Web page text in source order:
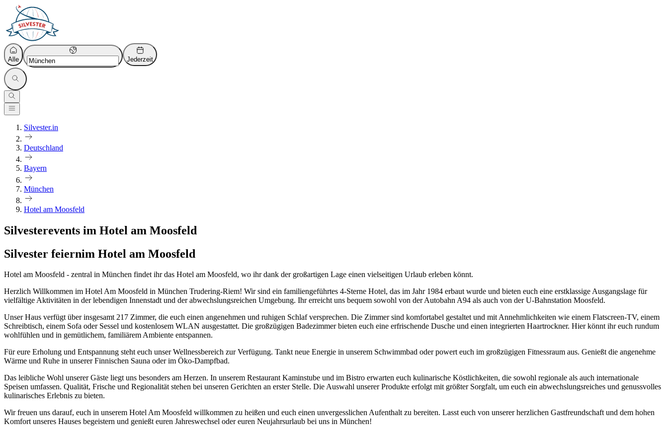
Alle Jederzeit
Silvester.in
Deutschland
Bayern
München
Hotel am Moosfeld
Silvesterevents im Hotel am Moosfeld
Silvester feiernim Hotel am Moosfeld
Hotel am Moosfeld - zentral in München findet ihr das Hotel am Moosfeld, wo ihr dank der großartigen Lage einen vielseitigen Urlaub erleben könnt.
Herzlich Willkommen im Hotel Am Moosfeld in München Trudering-Riem! Wir sind ein familiengeführtes 4-Sterne Hotel, das im Jahr 1984 erbaut wurde und bieten euch eine erstklassige Ausgangslage für
vielfältige Aktivitäten in der lebendigen Innenstadt und der abwechslungsreichen Umgebung. Ihr erreicht uns bequem sowohl von der Autobahn A94 als auch von der U-Bahnstation Moosfeld.
Unser Haus verfügt über insgesamt 217 Zimmer, die euch einen angenehmen und ruhigen Schlaf versprechen. Die Zimmer sind komfortabel gestaltet und mit Annehmlichkeiten wie einem Flatscreen-TV, einem
Schreibtisch, einem Sofa oder Sessel und kostenlosem WLAN ausgestattet. Die großzügigen Badezimmer bieten euch eine erfrischende Dusche und einen integrierten Haartrockner. Hier könnt ihr euch rundum
wohlfühlen und in gemütlichem, familiärem Ambiente entspannen.
Für eure Erholung und Entspannung steht euch unser Wellnessbereich zur Verfügung. Tankt neue Energie in unserem Schwimmbad oder powert euch im großzügigen Fitnessraum aus. Genießt die angenehme
Wärme und Ruhe in unserer Finnischen Sauna oder im Öko-Dampfbad.
Das leibliche Wohl unserer Gäste liegt uns besonders am Herzen. In unserem Restaurant Kaminstube und im Bistro erwarten euch kulinarische Köstlichkeiten, die sowohl regionale als auch internationale
Speisen umfassen. Qualität, Frische und Regionalität stehen bei unseren Gerichten an erster Stelle. Die Auswahl unserer Produkte erfolgt mit größter Sorgfalt, um euch ein abwechslungsreiches und genussvolles
kulinarisches Erlebnis zu bieten.
Wir freuen uns darauf, euch in unserem Hotel Am Moosfeld willkommen zu heißen und euch einen unvergesslichen Aufenthalt zu bereiten. Lasst euch von unserer herzlichen Gastfreundschaft und dem hohen
Komfort unseres Hauses begeistern und genießt euren Jahreswechsel oder euren Neujahrsurlaub bei uns in München!